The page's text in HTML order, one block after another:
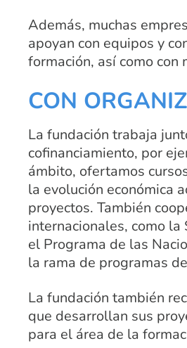
Además, muchas
apoyan con equipos y
formación, así como con
CON
La fundación trabaja
cofinanciamiento, por
ámbito, ofertamos
la evolución económica
proyectos. También
internacionales, como la
el Programa de las
la rama de programas
La fundación también
que desarrollan sus
para el área de la